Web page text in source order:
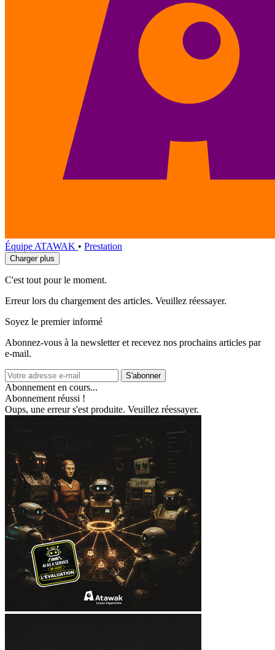
Équipe ATAWAK • Prestation
Charger plus
C'est tout pour le moment.
Erreur lors du chargement des articles. Veuillez réessayer.
Soyez le premier informé
Abonnez‑vous à la newsletter et recevez nos prochains articles par
e‑mail.
S'abonner
Abonnement en cours...
Abonnement réussi !
Oups, une erreur s'est produite. Veuillez réessayer.